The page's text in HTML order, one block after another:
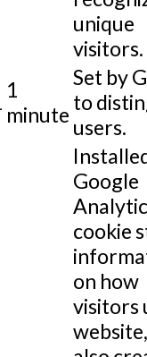
unique
visitors.
1
minute
Set by
to
users.
Google
cookie
on how
visitors